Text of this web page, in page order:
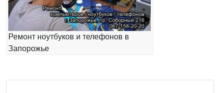
Ремонт ноутбуков и телефонов в
Запорожье